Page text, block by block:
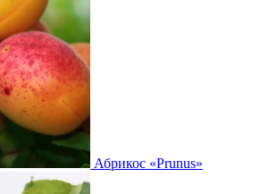
Абрикос «Prunus»